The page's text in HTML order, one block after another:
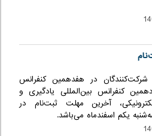
شرکت‌کنندگان در هفدهمین کنفرانس
کنفرانس بین‌المللی یادگیری و
آخرین مهلت ثبت‌نام در
یکم اسفندماه می‌باشد.